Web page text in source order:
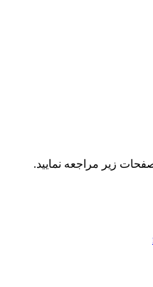
زیر مراجعه نمایید.